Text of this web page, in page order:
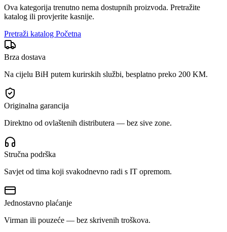
Ova kategorija trenutno nema dostupnih proizvoda. Pretražite
katalog ili provjerite kasnije.
Pretraži katalog Početna
Brza dostava
Na cijelu BiH putem kurirskih službi, besplatno preko 200 KM.
Originalna garancija
Direktno od ovlaštenih distributera — bez sive zone.
Stručna podrška
Savjet od tima koji svakodnevno radi s IT opremom.
Jednostavno plaćanje
Virman ili pouzeće — bez skrivenih troškova.